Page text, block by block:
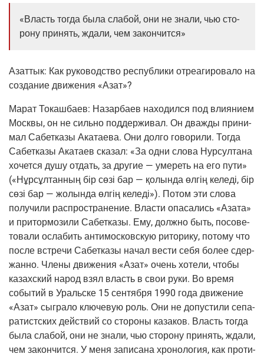
«Власть тогда была сла­бой, они не зна­ли, чью сто­
ро­ну при­нять, жда­ли, чем закончится»
Азаттык: Как руко­вод­ство рес­пуб­ли­ки отре­а­ги­ро­ва­ло на
созда­ние дви­же­ния «Азат»?
Марат Токаш­ба­ев: Назар­ба­ев нахо­дил­ся под вли­я­ни­ем
Моск­вы, он не силь­но под­дер­жи­вал. Он два­жды при­ни­
мал Сабет­ка­зы Ака­та­е­ва. Они дол­го гово­ри­ли. Тогда
Сабет­ка­зы Ака­та­ев ска­зал: «За одни сло­ва Нур­сул­та­на
хочет­ся душу отдать, за дру­гие — уме­реть на его пути»
(«Нұр­сұл­тан­ның бір сөзі бар — қолын­да өлгің келеді, бір
сөзі бар — жолын­да өлгің келеді»). Потом эти сло­ва
полу­чи­ли рас­про­стра­не­ние. Вла­сти опа­са­лись «Аза­та»
и при­тор­мо­зи­ли Сабет­ка­зы. Ему, долж­но быть, посо­ве­
то­ва­ли осла­бить анти­мос­ков­скую рито­ри­ку, пото­му что
после встре­чи Сабет­ка­зы начал вести себя более сдер­
жан­но. Чле­ны дви­же­ния «Азат» очень хоте­ли, что­бы
казах­ский народ взял власть в свои руки. Во вре­мя
собы­тий в Ураль­ске 15 сен­тяб­ря 1990 года дви­же­ние
«Азат» сыг­ра­ло клю­че­вую роль. Они не допу­сти­ли сепа­
ра­тист­ских дей­ствий со сто­ро­ны каза­ков. Власть тогда
была сла­бой, они не зна­ли, чью сто­ро­ну при­нять, жда­ли,
чем закон­чит­ся. У меня запи­са­на хро­но­ло­гия, как про­ти­